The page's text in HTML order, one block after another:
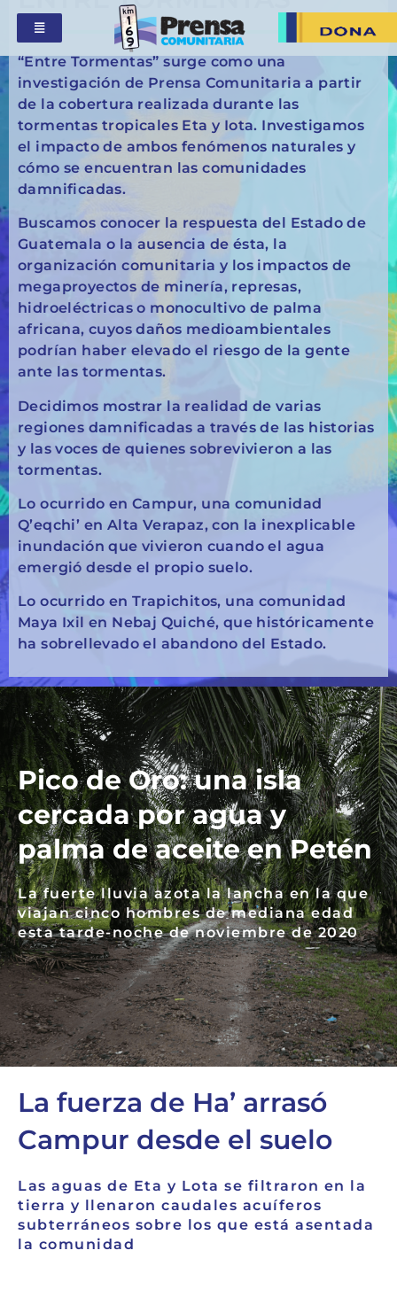
“Entre Tormentas” surge como una
investigación de Prensa Comunitaria a partir
de la cobertura realizada durante las
tormentas tropicales Eta y Iota. Investigamos
el impacto de ambos fenómenos naturales y
cómo se encuentran las comunidades
damnificadas.
Buscamos conocer la respuesta del Estado de
Guatemala o la ausencia de ésta, la
organización comunitaria y los impactos de
megaproyectos de minería, represas,
hidroeléctricas o monocultivo de palma
africana, cuyos daños medioambientales
podrían haber elevado el riesgo de la gente
ante las tormentas.
Decidimos mostrar la realidad de varias
regiones damnificadas a través de las historias
y las voces de quienes sobrevivieron a las
tormentas.
Lo ocurrido en Campur, una comunidad
Q’eqchi’ en Alta Verapaz, con la inexplicable
inundación que vivieron cuando el agua
emergió desde el propio suelo.
Lo ocurrido en Trapichitos, una comunidad
Maya Ixil en Nebaj Quiché, que históricamente
ha sobrellevado el abandono del Estado.
Pico de Oro: una isla
cercada por agua y
palma de aceite en Petén
La fuerte lluvia azota la lancha en la que
viajan cinco hombres de mediana edad
esta tarde-noche de noviembre de 2020
La fuerza de Ha’ arrasó
Campur desde el suelo
Las aguas de Eta y Lota se filtraron en la
tierra y llenaron caudales acuíferos
subterráneos sobre los que está asentada
la comunidad